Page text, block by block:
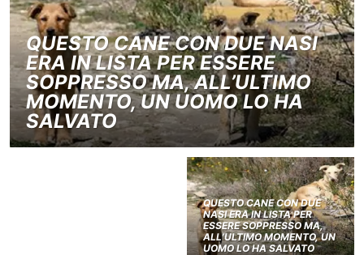
QUESTO CANE CON DUE NASI
ERA IN LISTA PER ESSERE
SOPPRESSO MA, ALL’ULTIMO
MOMENTO, UN UOMO LO HA
SALVATO
QUESTO CANE CON DUE
NASI ERA IN LISTA PER
ESSERE SOPPRESSO MA,
ALL’ULTIMO MOMENTO, UN
UOMO LO HA SALVATO